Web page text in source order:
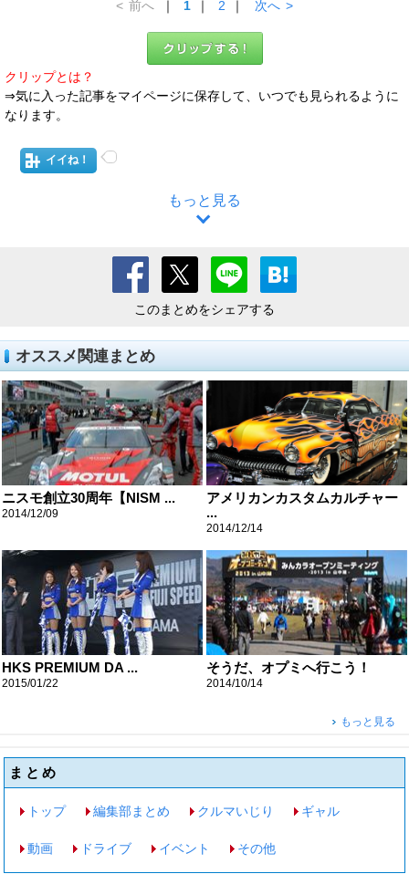
< 前へ ｜ 1 ｜ 2 ｜ 次へ >
クリップとは？
⇒気に入った記事をマイページに保存して、いつでも見られるように
なります。
イイね！
もっと見る
このまとめをシェアする
オススメ関連まとめ
ニスモ創立30周年【NISM ...
2014/12/09
アメリカンカスタムカルチャー
...
2014/12/14
HKS PREMIUM DA ...
2015/01/22
そうだ、オプミへ行こう！
2014/10/14
もっと見る
まとめ
トップ 編集部まとめ クルマいじり ギャル
動画 ドライブ イベント その他